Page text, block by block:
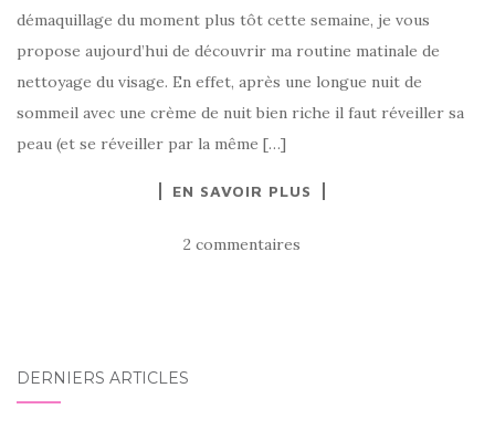
démaquillage du moment plus tôt cette semaine, je vous
propose aujourd’hui de découvrir ma routine matinale de
nettoyage du visage. En effet, après une longue nuit de
sommeil avec une crème de nuit bien riche il faut réveiller sa
peau (et se réveiller par la même […]
EN SAVOIR PLUS
2 commentaires
DERNIERS ARTICLES